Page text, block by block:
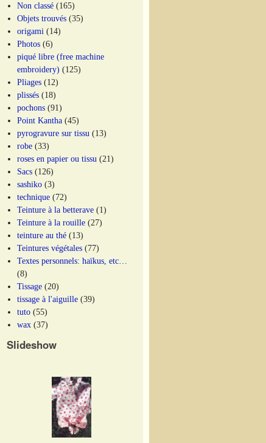
Non classé (165)
Objets trouvés (35)
origami (14)
Photos (6)
piqué libre (free machine
embroidery) (125)
Pliages (12)
plissés (18)
pochons (91)
Point Kantha (45)
pyrogravure sur tissu (13)
robe (33)
roses en papier ou tissu (21)
Sacs (126)
sashiko (3)
technique (72)
Teinture à la betterave (1)
Teinture à la rouille (27)
teinture au thé (13)
Teintures végétales (77)
Textes personnels: haïkus, etc…
(8)
Tissage (20)
tissage à l'aiguille (39)
tuto (55)
wax (37)
Slideshow